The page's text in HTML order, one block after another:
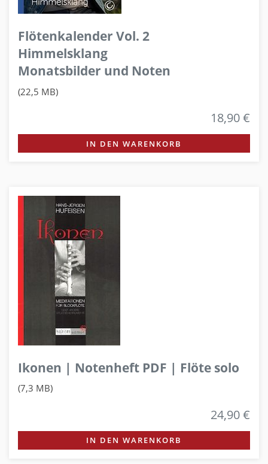
Flötenkalender Vol. 2
Himmelsklang
Monatsbilder und Noten
(22,5 MB)
18,90 €
IN DEN WARENKORB
Ikonen | Notenheft PDF | Flöte solo
(7,3 MB)
24,90 €
IN DEN WARENKORB